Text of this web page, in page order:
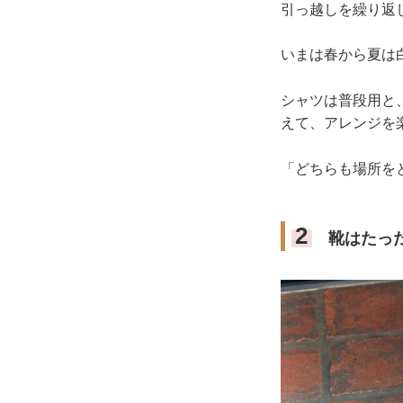
引っ越しを繰り返
いまは春から夏は
シャツは普段用と
えて、アレンジを
「どちらも場所
2 靴はたっ